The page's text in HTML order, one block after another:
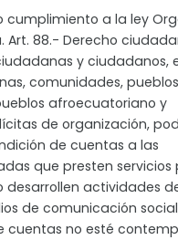
cumplimiento a la ley
88.- Derecho
y ciudadanos,
comunidades,
afroecuatoriano y
de organización,
de cuentas a las
que presten servicios
desarrollen actividades
de comunicación
cuentas no esté